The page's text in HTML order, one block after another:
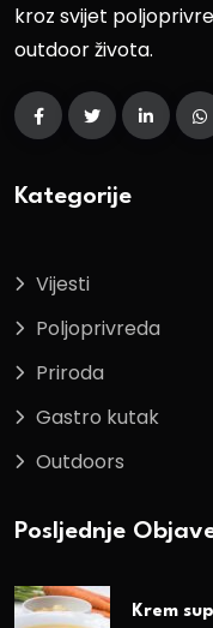
kroz svijet
outdoor života.
Kategorije
Vijesti
Poljoprivreda
Priroda
Gastro kutak
Outdoors
Posljednje
Krem